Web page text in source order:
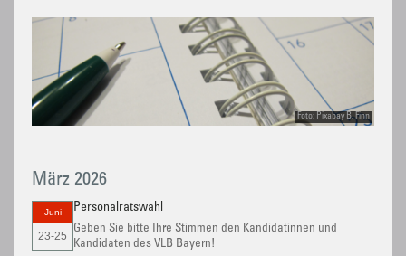
Foto: Pixabay B. Finn
März 2026
Juni
23-25
Personalratswahl
Geben Sie bitte Ihre Stimmen den Kandidatinnen und
Kandidaten des VLB Bayern!